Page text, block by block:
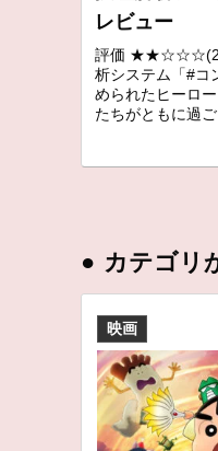
レビュー
評価 ★★☆☆☆(28
析システム「#コ
められたヒーロ
たちがともに過
● カテゴリ
映画